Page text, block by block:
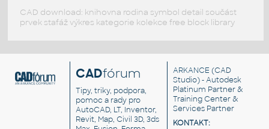
CAD download: knihovna rodina symbol detail součást
prvek stafáž výkres kategorie kolekce free block library
CADfórum
Tipy, triky, podpora,
pomoc a rady pro
AutoCAD, LT, Inventor,
Revit, Map, Civil 3D, 3ds
ARKANCE (CAD
Studio) - Autodesk
Platinum Partner &
Training Center &
Services Partner
KONTAKT: